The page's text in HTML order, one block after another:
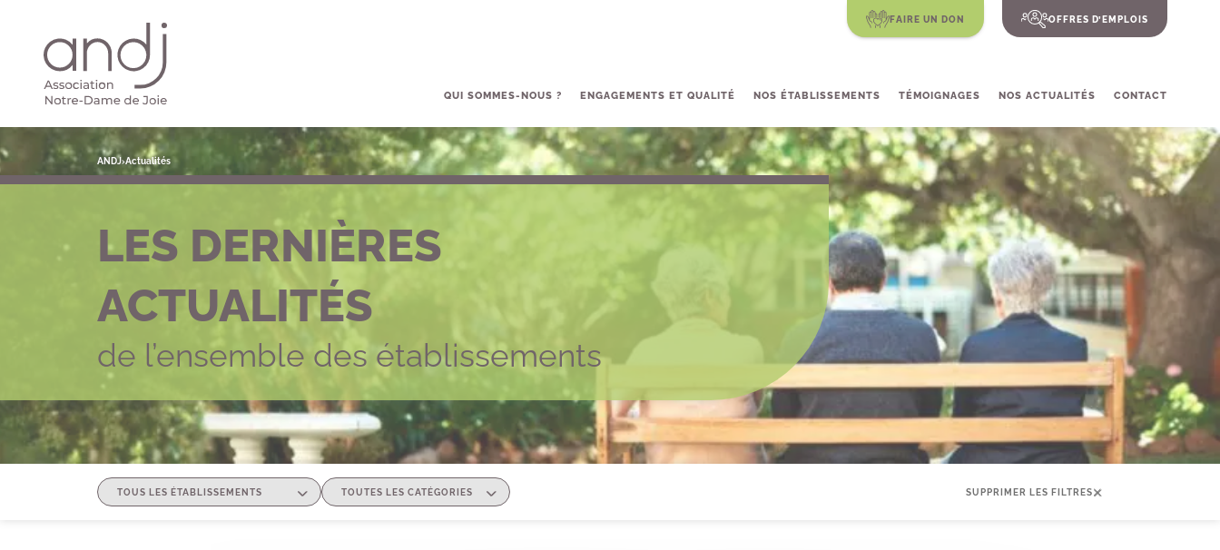
FAIRE UN DON OFFRES D’EMPLOIS
QUI SOMMES-NOUS ? ENGAGEMENTS ET QUALITÉ NOS ÉTABLISSEMENTS TÉMOIGNAGES NOS ACTUALITÉS CONTACT
ANDJ›Actualités
LES DERNIÈRES
ACTUALITÉS
de l’ensemble des établissements
SUPPRIMER LES FILTRES